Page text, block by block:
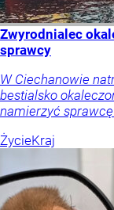
Zwyrodnialec
sprawcy
W Ciechanowie
bestialsko
namierzyć
ŻycieKraj